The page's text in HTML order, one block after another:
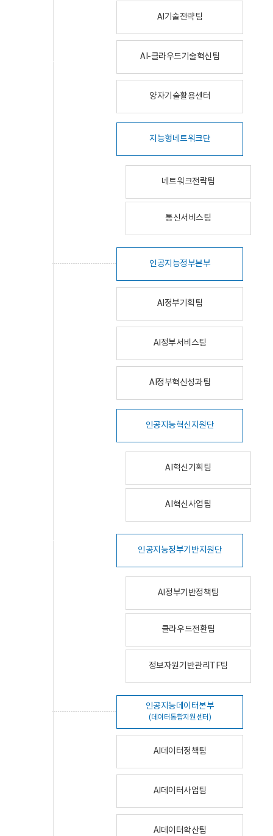
AI기술전략팀
AI-클라우드기술혁신팀
양자기술활용센터
지능형네트워크단
네트워크전략팀
통신서비스팀
인공지능정부본부
AI정부기획팀
AI정부서비스팀
AI정부혁신성과팀
인공지능혁신지원단
AI혁신기획팀
AI혁신사업팀
인공지능정부기반지원단
AI정부기반정책팀
클라우드전환팀
정보자원기반관리TF팀
인공지능데이터본부
(데이터통합지원센터)
AI데이터정책팀
AI데이터사업팀
AI데이터확산팀